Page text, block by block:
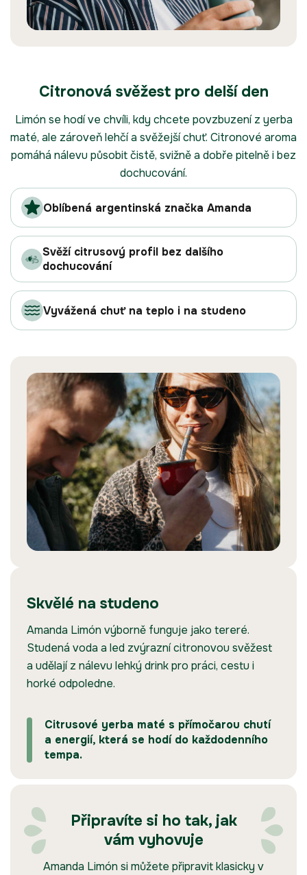
Citronová svěžest pro delší den
Limón se hodí ve chvíli, kdy chcete povzbuzení z yerba
maté, ale zároveň lehčí a svěžejší chuť. Citronové aroma
pomáhá nálevu působit čistě, svižně a dobře pitelně i bez
dochucování.
Oblíbená argentinská značka Amanda
Svěží citrusový profil bez dalšího
dochucování
Vyvážená chuť na teplo i na studeno
Skvělé na studeno
Amanda Limón výborně funguje jako tereré.
Studená voda a led zvýrazní citronovou svěžest
a udělají z nálevu lehký drink pro práci, cestu i
horké odpoledne.
Citrusové yerba maté s přímočarou chutí
a energií, která se hodí do každodenního
tempa.
Připravíte si ho tak, jak
vám vyhovuje
Amanda Limón si můžete připravit klasicky v